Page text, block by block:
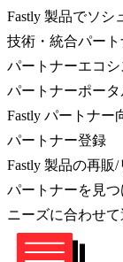
Fastly 製品でソシ
技術・統合パート
パートナーエコ
パートナーポー
Fastly パートナー
パートナー登録
Fastly 製品の再販
パートナーを見つ
ニーズに合わせ